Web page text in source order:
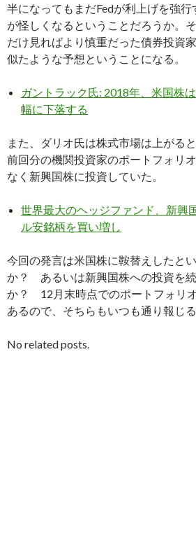
半になってもまだFedが利上げを強
が怪しくなるということだろうか。
だけ見ればより慎重だった債券投資
似たような予想ということになる。
ガントラック氏: 2018年、米国株
幅に下落する
また、ダリオ氏は株式市場は上がる
前回分の機関投資家のポートフォリ
なく新興国株に投資していた。
世界最大のヘッジファンド、新興
ル安銘柄を買い増し
今回の発言は米国株に鞍替えしたと
か？ あるいは新興国株への投資を
か？ 12月末時点でのポートフォリ
あるので、そちらもいつも通り報じ
No related posts.